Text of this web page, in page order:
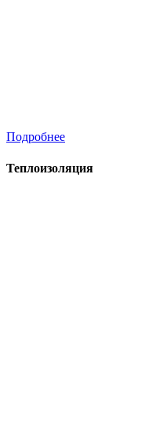
Подробнее
Теплоизоляция